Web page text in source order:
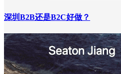
深圳B2B还是B2C好做？